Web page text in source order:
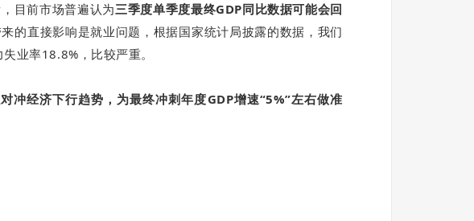
目前市场普遍认为三季度单季度最终GDP同比数据可能会回
的直接影响是就业问题， 根据国家统计局披露的数据，我们
业率18.8%，比较严重。
冲经济下行趋势，为最终冲刺年度GDP增速“5%”左右做准